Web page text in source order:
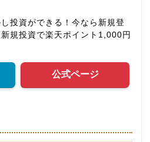
投資ができる！今なら新規登
規投資で楽天ポイント1,000円
公式ページ